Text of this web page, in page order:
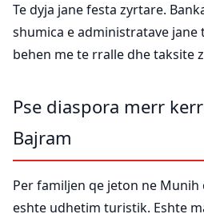
Te dyja jane festa zyrtare.
shumica e administratave
behen me te rralle dhe taksite
Pse diaspora merr
Bajram
Per familjen qe jeton ne Munih
eshte udhetim turistik. Eshte